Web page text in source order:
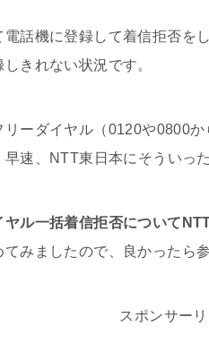
話機に登録して着信拒否を
きれない状況です。
ーダイヤル（0120や0800
速、NTT東日本にそういっ
ヤル一括着信拒否について
てみましたので、良かったら
スポンサーリ